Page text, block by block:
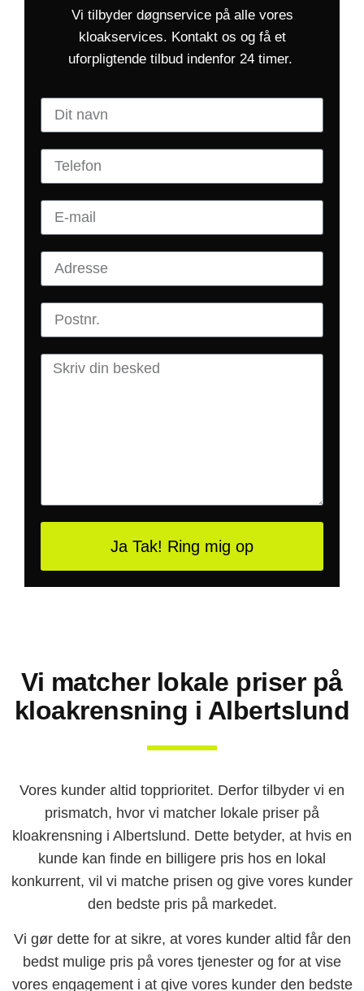
Vi tilbyder døgnservice på alle vores
kloakservices. Kontakt os og få et
uforpligtende tilbud indenfor 24 timer.
Ja Tak! Ring mig op
Vi matcher lokale priser på
kloakrensning i Albertslund
Vores kunder altid topprioritet. Derfor tilbyder vi en
prismatch, hvor vi matcher lokale priser på
kloakrensning i Albertslund. Dette betyder, at hvis en
kunde kan finde en billigere pris hos en lokal
konkurrent, vil vi matche prisen og give vores kunder
den bedste pris på markedet.
Vi gør dette for at sikre, at vores kunder altid får den
bedst mulige pris på vores tjenester og for at vise
vores engagement i at give vores kunder den bedste